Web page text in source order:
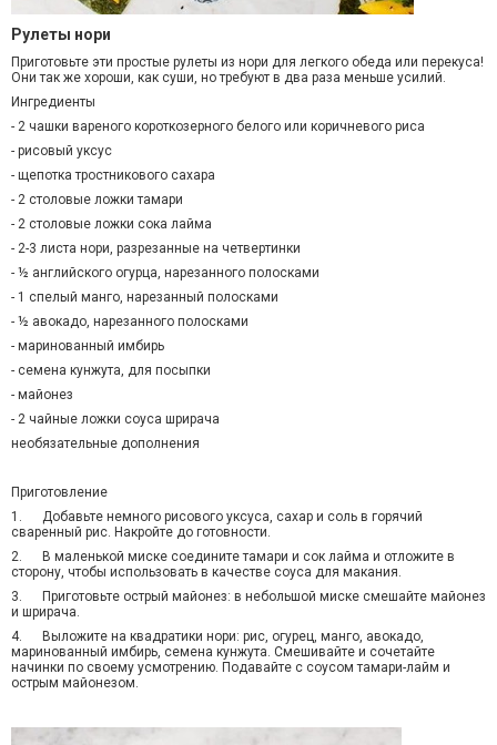
Рулеты нори
Приготовьте эти простые рулеты из нори для легкого обеда или перекуса!
Они так же хороши, как суши, но требуют в два раза меньше усилий.
Ингредиенты
- 2 чашки вареного короткозерного белого или коричневого риса
- рисовый уксус
- щепотка тростникового сахара
- 2 столовые ложки тамари
- 2 столовые ложки сока лайма
- 2-3 листа нори, разрезанные на четвертинки
- ½ английского огурца, нарезанного полосками
- 1 спелый манго, нарезанный полосками
- ½ авокадо, нарезанного полосками
- маринованный имбирь
- семена кунжута, для посыпки
- майонез
- 2 чайные ложки соуса шрирача
необязательные дополнения
Приготовление
1.
Добавьте немного рисового уксуса , сахар и соль в горячий
сваренный рис. Накройте до готовности.
2.
В маленькой миске соедините тамари и сок лайма и отложите в
сторону, чтобы использовать в качестве соуса для макания.
3.
Приготовьте острый майонез: в небольшой миске смешайте майонез
и шрирача.
4.
Выложите на квадратики нори: рис, огурец, манго, авокадо,
маринованный имбирь, семена кунжута . Смешивайте и сочетайте
начинки по своему усмотрению. Подавайте с соусом тамари-лайм и
острым майонезом.